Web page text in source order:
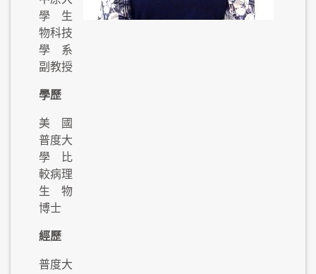
學 生
物科技
學系
副教授
學歷
美國
普度大
學 比
較病理
生物
博士
經歷
普度大